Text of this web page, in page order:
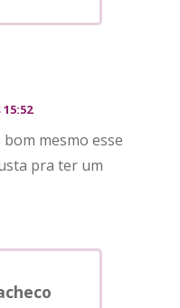
mesmo esse
pra ter um